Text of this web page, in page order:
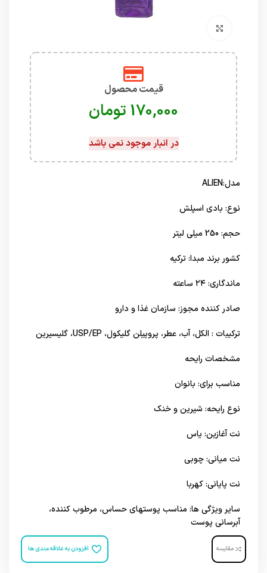
قیمت محصول
تومان
در انبار موجود نمی باشد
مدل:ALIEN
نوع: بادی اسپلش
حجم: 250 میلی لیتر
کشور برند مبدا: تركيه
ماندگاری: ۲۴ ساعته
صادر کننده مجوز: سازمان غذا و دارو
ترکیبات : الکل، آب، عطر، پروپیلن گلیکول، USP/EP، گلیسیرین
مشخصات رایحه
مناسب برای: بانوان
نوع رایحه: شیرین و خنک
نت آغازین: یاس
نت میانی: چوبی
نت پایانی: کهربا
سایر ویژگی ها: مناسب پوست‎های حساس، مرطوب کننده،
آبرسانی پوست
مقایسه افزودن به علاقه مندی ها